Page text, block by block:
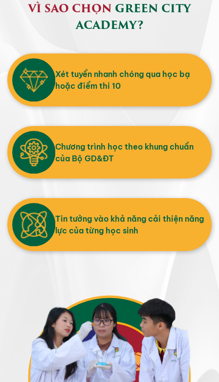
VÌ SAO CHỌN GREEN CITY
ACADEMY?
Xét tuyển nhanh chóng qua học bạ
hoặc điểm thi 10
Chương trình học theo khung chuẩn
của Bộ GD&ĐT
Tin tưởng vào khả năng cải thiện năng
lực của từng học sinh